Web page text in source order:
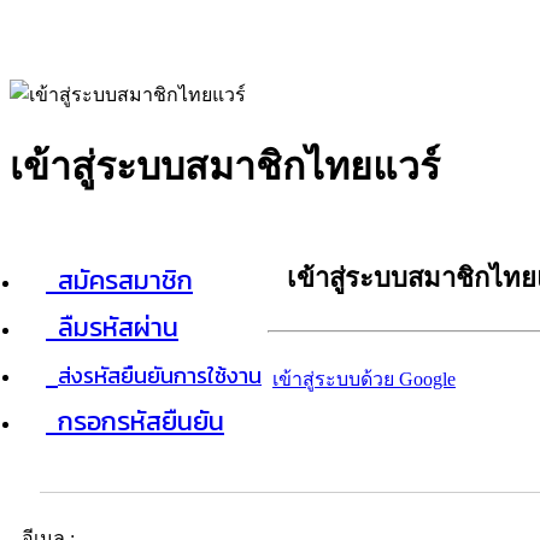
เข้าสู่ระบบสมาชิกไทยแวร์
สมัครสมาชิก
ลืมรหัสผ่าน
ส่งรหัสยืนยันการใช้งาน
กรอกรหัสยืนยัน
เข้าสู่ระบบสมาชิกไท
เข้าสู่ระบบด้วย Google